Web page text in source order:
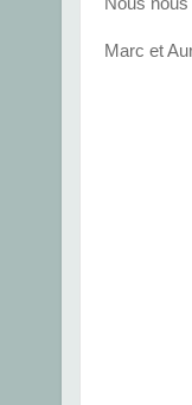
Marc et